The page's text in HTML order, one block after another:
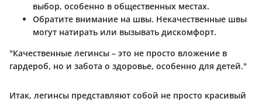
выбор, особенно в общественных местах.
Обратите внимание на швы. Некачественные швы
могут натирать или вызывать дискомфорт.
"Качественные легинсы – это не просто вложение в
гардероб, но и забота о здоровье, особенно для детей."
Итак, легинсы представляют собой не просто красивый